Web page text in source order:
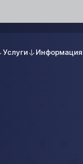
Услуги Информация